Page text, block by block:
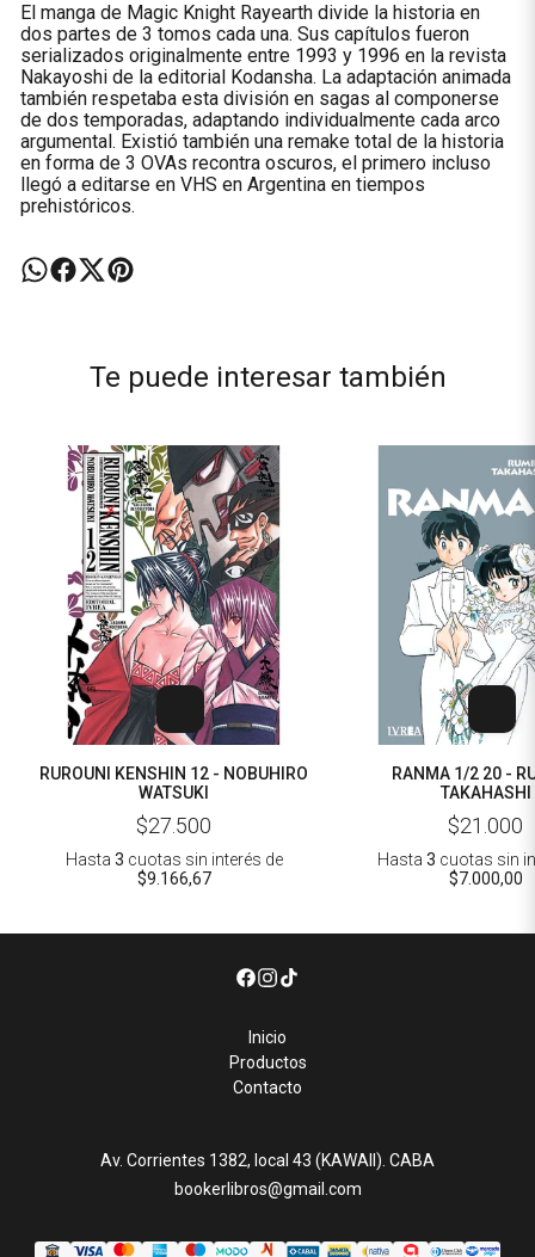
El manga de Magic Knight Rayearth divide la historia en
dos partes de 3 tomos cada una. Sus capítulos fueron
serializados originalmente entre 1993 y 1996 en la revista
Nakayoshi de la editorial Kodansha. La adaptación animada
también respetaba esta división en sagas al componerse
de dos temporadas, adaptando individualmente cada arco
argumental. Existió también una remake total de la historia
en forma de 3 OVAs recontra oscuros, el primero incluso
llegó a editarse en VHS en Argentina en tiempos
prehistóricos.
Te puede interesar también
RUROUNI KENSHIN 12 - NOBUHIRO
WATSUKI
$27.500
Hasta 3 cuotas sin interés de
$9.166,67
RANMA 1/2 20 -
TAKAHASHI
$21.000
Hasta 3 cuotas sin
$7.000,00
Inicio
Productos
Contacto
Av. Corrientes 1382, local 43 (KAWAII). CABA
bookerlibros@gmail.com